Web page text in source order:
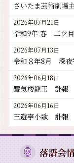
さいたま芸術劇場
2026年07月21日
令和9年 春 二ツ
2026年07月13日
令和８年8月 深
2026年06月18日
蜃気楼龍玉 訃報
2026年06月16日
三遊亭小歌 訃報
落語会